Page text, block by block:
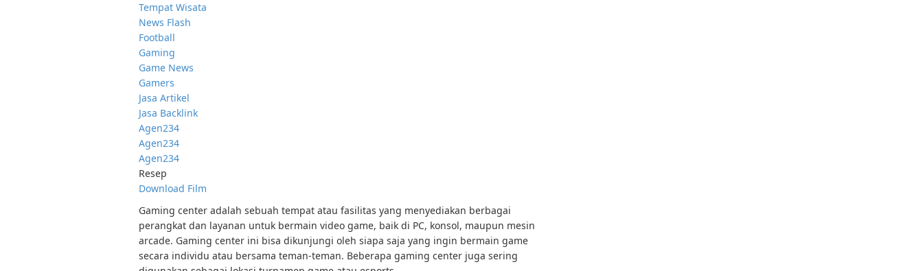
Tempat Wisata
News Flash
Football
Gaming
Game News
Gamers
Jasa Artikel
Jasa Backlink
Agen234
Agen234
Agen234
Resep
Download Film
Gaming center adalah sebuah tempat atau fasilitas yang menyediakan berbagai
perangkat dan layanan untuk bermain video game, baik di PC, konsol, maupun mesin
arcade. Gaming center ini bisa dikunjungi oleh siapa saja yang ingin bermain game
secara individu atau bersama teman-teman. Beberapa gaming center juga sering